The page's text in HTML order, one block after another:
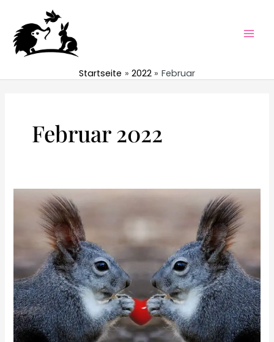
springen
Startseite 2022 Februar
Februar 2022